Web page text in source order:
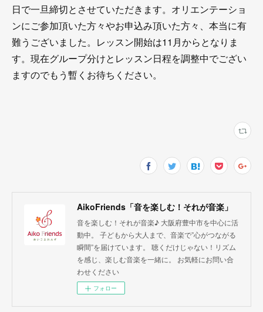
日で一旦締切とさせていただきます。オリエンテーショ
ンにご参加頂いた方々やお申込み頂いた方々、本当に有
難うございました。レッスン開始は11月からとなりま
す。現在グループ分けとレッスン日程を調整中でござい
ますのでもう暫くお待ちください。
AikoFriends「音を楽しむ！それが音楽」
音を楽しむ！それが音楽♪ 大阪府豊中市を中心に活
動中。 子どもから大人まで、音楽で”心がつながる
瞬間”を届けています。 聴くだけじゃない！リズム
を感じ、楽しむ音楽を一緒に。 お気軽にお問い合
わせください
フォロー